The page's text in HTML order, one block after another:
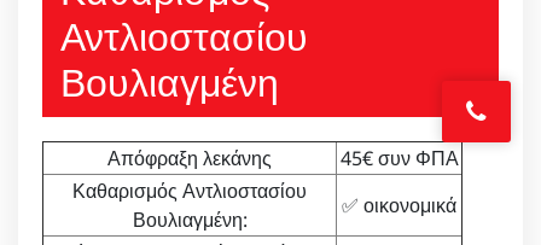
Αντλιοστασίου
Βουλιαγμένη
Απόφραξη λεκάνης
45€ συν ΦΠΑ
Καθαρισμός Αντλιοστασίου
Βουλιαγμένη:
✅ οικονομικά